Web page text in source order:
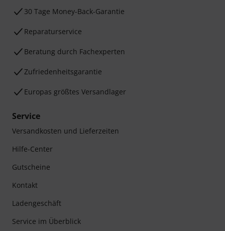
30 Tage Money-Back-Garantie
Reparaturservice
Beratung durch Fachexperten
Zufriedenheitsgarantie
Europas größtes Versandlager
Service
Versandkosten und Lieferzeiten
Hilfe-Center
Gutscheine
Kontakt
Ladengeschäft
Service im Überblick